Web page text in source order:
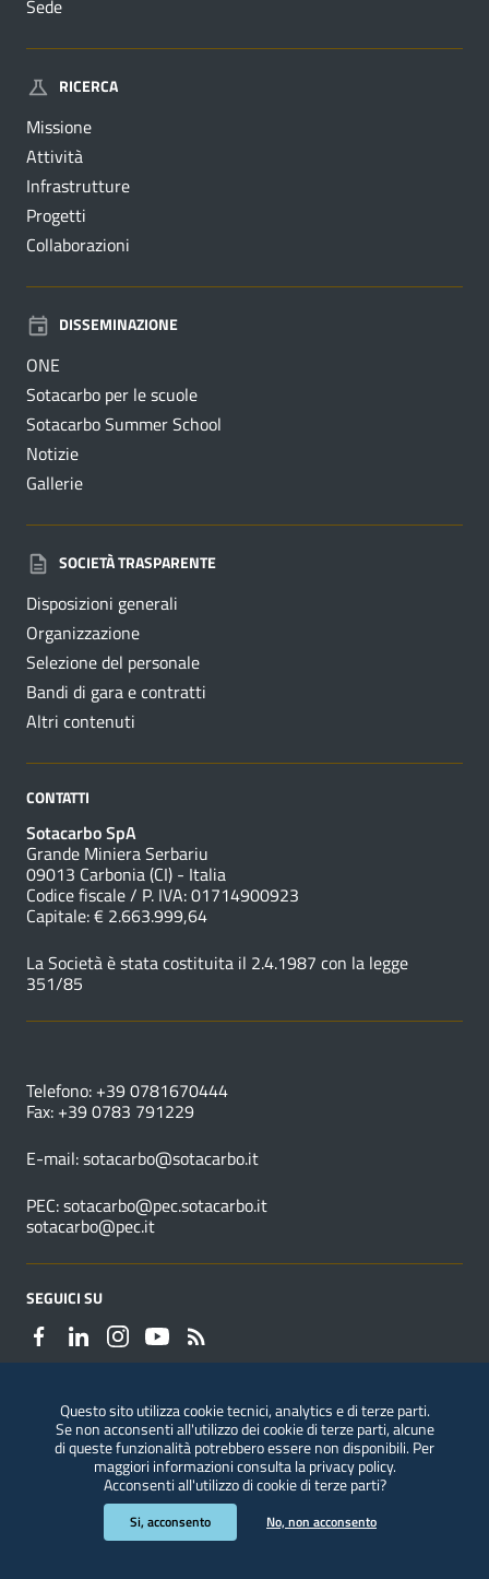
Sede
RICERCA
Missione
Attività
Infrastrutture
Progetti
Collaborazioni
DISSEMINAZIONE
ONE
Sotacarbo per le scuole
Sotacarbo Summer School
Notizie
Gallerie
SOCIETÀ TRASPARENTE
Disposizioni generali
Organizzazione
Selezione del personale
Bandi di gara e contratti
Altri contenuti
CONTATTI
Sotacarbo SpA
Grande Miniera Serbariu
09013 Carbonia (CI) - Italia
Codice fiscale / P. IVA: 01714900923
Capitale: € 2.663.999,64
La Società è stata costituita il 2.4.1987 con la legge
351/85
Telefono: +39 0781670444
Fax: +39 0783 791229
E-mail:sotacarbo@sotacarbo.it
PEC:sotacarbo@pec.sotacarbo.it
sotacarbo@pec.it
SEGUICI SU
Segnalazioni di illeciti
Sezione Link Utili
Note legali | Accessibilità
Questo sito utilizza cookie tecnici, analytics e di terze parti.
Se non acconsenti all'utilizzo dei cookie di terze parti, alcune
di queste funzionalità potrebbero essere non disponibili. Per
maggiori informazioni consulta laprivacy policy.
Acconsenti all'utilizzo di cookie di terze parti?
Si, acconsento No, non acconsento